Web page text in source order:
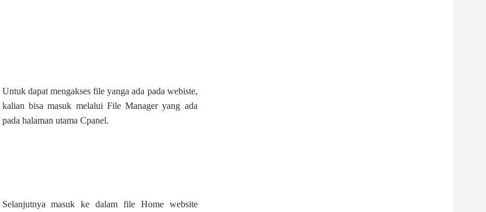
Untuk dapat mengakses file yanga ada pada webiste,
kalian bisa masuk melalui File Manager yang ada
pada halaman utama Cpanel.
Selanjutnya masuk ke dalam file Home website